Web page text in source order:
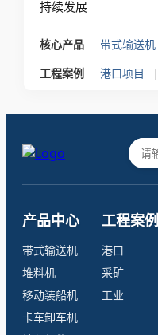
持续发展
核心产品 带式输送机
工程案例 港口项目 |
产品中心
带式输送机
堆料机
移动装船机
卡车卸车机
工程案例
港口
采矿
工业